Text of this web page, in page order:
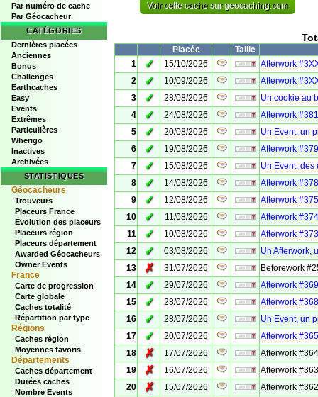
Par numéro de cache
Par Géocacheur
CATÉGORIES
Dernières placées
Anciennes
Bonus
Challenges
Earthcaches
Easy
Events
Extrêmes
Particulières
Wherigo
Inactives
Archivées
STATISTIQUES
Géocacheurs
Trouveurs
Placeurs France
Évolution des placeurs
Placeurs région
Placeurs département
Awarded Géocacheurs
Owner Events
France
Carte de progression
Carte globale
Caches totalité
Répartition par type
Régions
Caches région
Moyennes favoris
Départements
Caches département
Durées caches
Nombre Events
Voir cette cache sur geocaching.com
Placée
Taille
1
✓ 15/10/2026
Afterwork
2
✓ 10/09/2026
Afterwork
3
✓ 28/08/2026
Un cookie au
4
✓ 24/08/2026
Afterwork
5
✓ 20/08/2026
Un Event, un
6
✓ 19/08/2026
Afterwork
7
✓ 15/08/2026
Un Event, des
8
✓ 14/08/2026
Afterwork
9
✓ 12/08/2026
Afterwork
10
✓ 11/08/2026
Afterwork
11
✓ 10/08/2026
Afterwork
12
✓ 03/08/2026
Un Afterwork,
13
✗ 31/07/2026
Beforework
14
✓ 29/07/2026
Afterwork
15
✓ 28/07/2026
Afterwork
16
✓ 28/07/2026
Un Event, un
17
✓ 20/07/2026
Afterwork
18
✗ 17/07/2026
Afterwork
19
✗ 16/07/2026
Afterwork
20
✗ 15/07/2026
Afterwork